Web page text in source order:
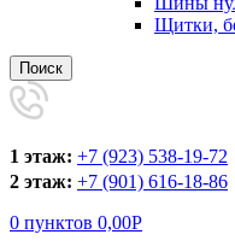
Щитки,
Поиск
1 этаж: +7 (923) 538-19-72
2 этаж: +7 (901) 616-18-86
0 пунктов 0,00Р